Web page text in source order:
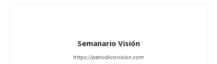
Semanario Visión
https://periodicovision.com